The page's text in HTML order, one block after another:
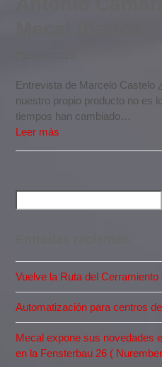
Entrevista de Marcelo Castelo
nuestro propio producto no es
tiempos han cambiado…
Leer más
Vuelve la Ruta del Cerramiento
Automatización para centros
Mecal expone sus novedades
en la Fensterbau 26 (